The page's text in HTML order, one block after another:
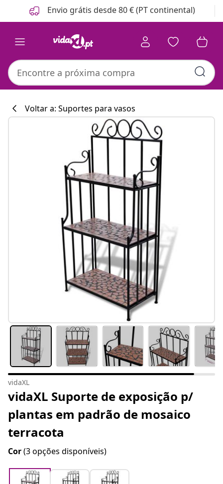
Anterior
Seguinte Envio grátis desde 80 € (PT continental)
Voltar a: Suportes para vasos
vidaXL
vidaXL Suporte de exposição p/
plantas em padrão de mosaico
terracota
Cor(3 opções disponíveis)